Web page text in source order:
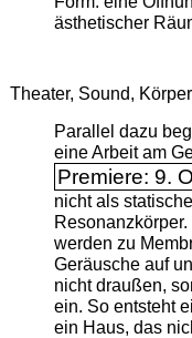
ästhetischer
Theater, Sound,
Parallel dazu
eine Arbeit am
Premiere: 9.
nicht als
werden zu
Geräusche auf
nicht draußen,
ein. So entsteht
ein Haus, das